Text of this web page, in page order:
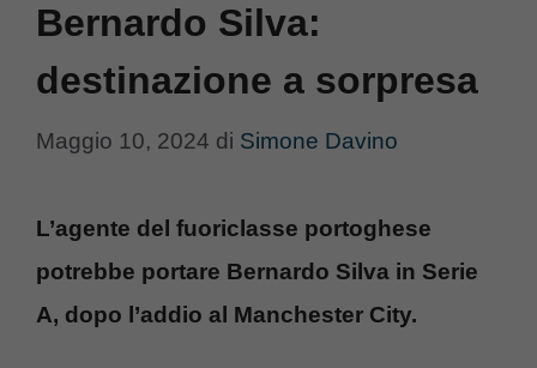
Bernardo Silva:
destinazione a sorpresa
Maggio 10, 2024 di Simone Davino
L’agente del fuoriclasse portoghese
potrebbe portare Bernardo Silva in Serie
A, dopo l’addio al Manchester City.